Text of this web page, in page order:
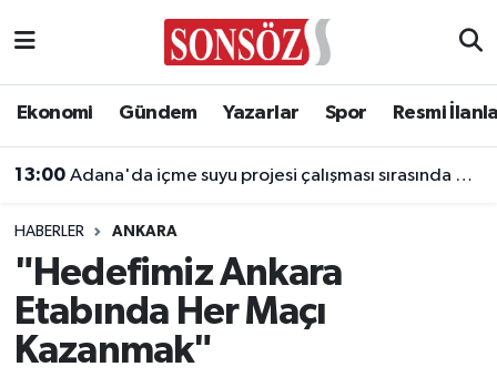
Ekonomi Gündem Yazarlar Spor Resmi
13:00 Adana'da içme suyu projesi çalışması sırasında göçük
HABERLER ANKARA
"Hedefimiz Ankara
Etabında Her Maçı
Kazanmak"
Asayiş
Biyografi
Çevre
Diğer
Ankara Nöbetçi Eczaneler
Ankara Trafik Yoğunluk Haritası
Süper Lig Puan Durumu ve Fikstür
Tüm Manşetler